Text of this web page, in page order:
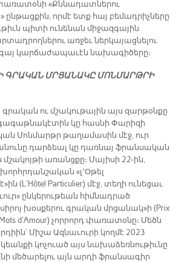
«Քննադատներու
ընթացքին, որմէ ետք հայ բեմադրիչները
պիտի ունենան միջազգային
առջեւ ներկայացնելու
կարճաժապաւէն նախագիծերը։
ԳՐԱԿԱՆ ՄՐՑԱՆԱԿԸ ՄՈՆՄԱՐԹՐԻ
ու մշակութային այս զարթօնքը
գագաթնակէտին կը հասնի Փարիզի
Մոնմարթր թաղամասին մէջ, ուր
դարձեալ կը դառնայ ֆրանսական
առանցքը։ Մայիսի 22-ին,
«լ՚Օթել
(L’Hôtel Particulier) մէջ, տեղի ունեցաւ
ընկերութեան հիմնադրած
խօսքերու գրական մրցանակ»ի (Prix
Mots d’Amour) չորրորդ փառատօնը։ Մեծն
Միշա Ազնաւուրի կողմէ 2023
կոչուած այս նախաձեռնութիւնը
մեծարելու այն արդի ֆրանսագիր